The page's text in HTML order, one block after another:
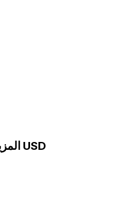
المزيد من الرسوم البيانية المباشرة USD